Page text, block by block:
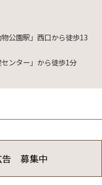
公園駅」西口から徒歩13
ンター」から徒歩1分
告 募集中